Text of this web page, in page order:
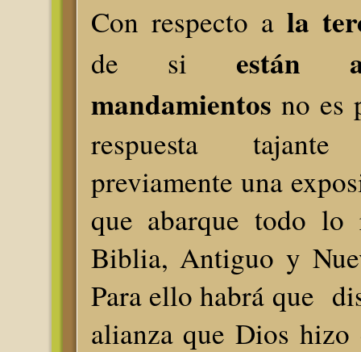
Con respecto ala
de si están
mandamientos no es
respuesta
previamente una
que abarque todo lo
Biblia, Antiguo y
Para ello habrá que
alianza que Dios